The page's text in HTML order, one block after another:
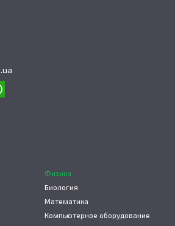
Физика
Биология
Математика
Компьютерное оборудование